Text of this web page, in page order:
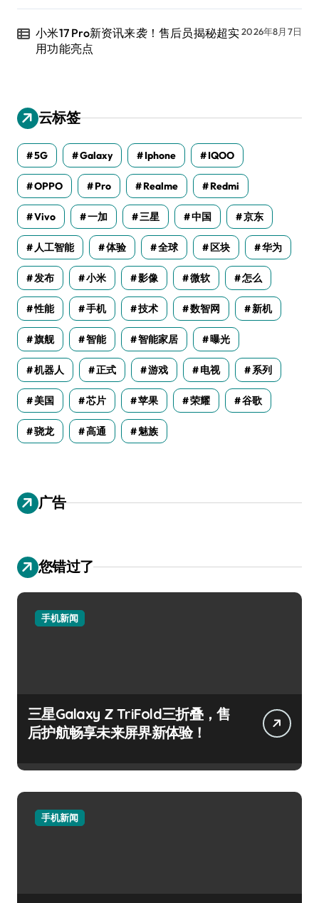
小米17 Pro新资讯来袭！售后员揭秘超实
用功能亮点
2026年8月7日
云标签
5G Galaxy Iphone IQOO
OPPO Pro Realme Redmi
Vivo 一加 三星 中国 京东
人工智能 体验 全球 区块 华为
发布 小米 影像 微软 怎么
性能 手机 技术 数智网 新机
旗舰 智能 智能家居 曝光
机器人 正式 游戏 电视 系列
美国 芯片 苹果 荣耀 谷歌
骁龙 高通 魅族
广告
您错过了
手机新闻
三星Galaxy Z TriFold三折叠，售
后护航畅享未来屏界新体验！
手机新闻